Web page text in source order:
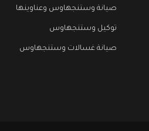
صيانة وستنجهاوس وعناوينها
توكيل وستنجهاوس
صيانة غسالات وستنجهاوس